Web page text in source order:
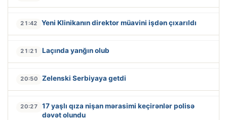
21:42 Yeni Klinikanın direktor müavini işdən çıxarıldı
21:21 Laçında yanğın olub
20:50 Zelenski Serbiyaya getdi
20:27
17 yaşlı qıza nişan mərasimi keçirənlər polisə
dəvət olundu